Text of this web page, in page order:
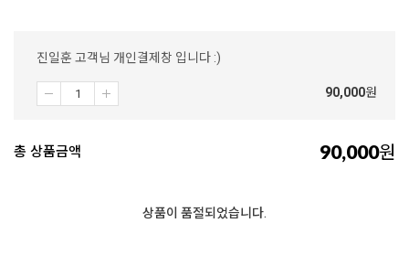
진일훈 고객님 개인결제창 입니다 :)
90,000원
총 상품금액 90,000원
상품이 품절되었습니다.